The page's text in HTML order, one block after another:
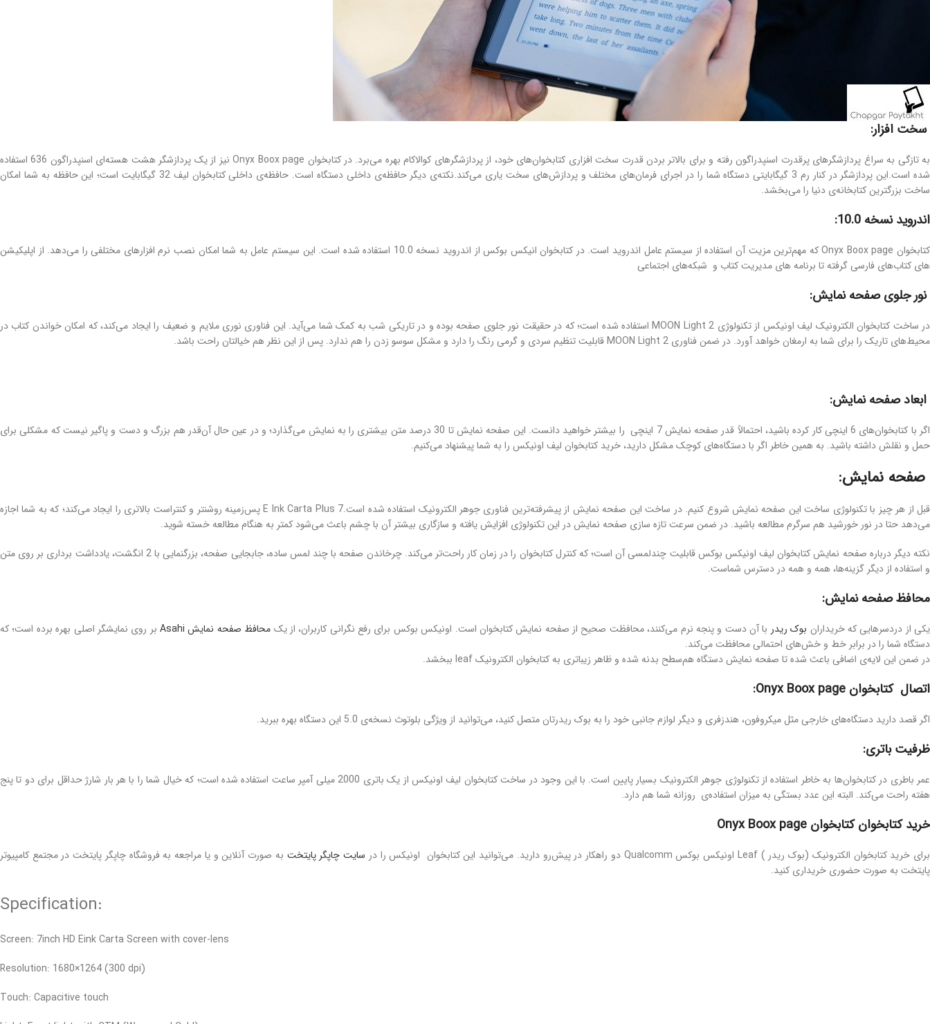
سخت افزار:
به تازگی به سراغ پردازشگرهای پرقدرت اسنپدراگون رفته و برای بالاتر بردن قدرت سخت افزاری کتابخوان‌های خود، از پردازشگرهای کوالاکام بهره می‌برد. در کتابخوان Onyx Boox page نیز از یک پردازشگر هشت هسته‌ای اسنپدراگون 636 استفاده
شده است.این پردازشگر در کنار رم 3 گیگابایتی دستگاه شما را در اجرای فرمان‌های مختلف و پردازش‌های سخت یاری می‌کند.نکته‌ی دیگر حافظه‌ی داخلی دستگاه است. حافظه‌ی داخلی کتابخوان لیف 32 گیگابایت است؛ این حافظه به شما امکان
ساخت بزرگترین کتابخانه‌ی دنیا را می‌بخشد.
اندروید نسخه 10.0:
کتابخوان Onyx Boox page که مهم‌ترین مزیت آن استفاده از سیستم عامل اندروید است. در کتابخوان انیکس بوکس از اندروید نسخه 10.0 استفاده شده است. این سیستم عامل به شما امکان نصب نرم افزارهای مختلفی را می‌دهد. از اپلیکیشن
های کتاب‌های فارسی گرفته تا برنامه های مدیریت کتاب و شبکه‌های اجتماعی
نور جلوی صفحه نمایش:
در ساخت کتابخوان الکترونیک لیف اونیکس از تکنولوژی MOON Light 2 استفاده شده است؛ که در حقیقت نور جلوی صفحه بوده و در تاریکی شب به کمک شما می‌آید. این فناوری نوری ملایم و ضعیف را ایجاد می‌کند، که امکان خواندن کتاب در
محیط‌های تاریک را برای شما به ارمغان خواهد آورد. در ضمن فناوری MOON Light 2 قابلیت تنظیم سردی و گرمی رنگ را دارد و مشکل سوسو زدن را هم ندارد. پس از این نظر هم خیالتان راحت باشد.
ابعاد صفحه نمایش:
اگر با کتابخوان‌های 6 اینچی کار کرده باشید، احتمالاً قدر صفحه نمایش 7 اینچی را بیشتر خواهید دانست. این صفحه نمایش تا 30 درصد متن بیشتری را به نمایش می‌گذارد؛ و در عین حال آن‌قدر هم بزرگ و دست و پاگیر نیست که مشکلی برای
حمل و نقلش داشته باشید. به همین خاطر اگر با دستگاه‌های کوچک مشکل دارید، خرید کتابخوان لیف اونیکس را به شما پیشنهاد می‌کنیم.
صفحه نمایش:
قبل از هر چیز با تکنولوژی ساخت این صفحه نمایش شروع کنیم. در ساخت این صفحه نمایش از پیشرفته‌ترین فناوری جوهر الکترونیک استفاده شده است.E Ink Carta Plus 7 پس‌زمینه روشنتر و کنتراست بالاتری را ایجاد می‌کند؛ که به شما اجازه
می‌دهد حتا در نور خورشید هم سرگرم مطالعه باشید. در ضمن سرعت تازه سازی صفحه نمایش در این تکنولوژی افزایش یافته و سازگاری بیشتر آن با چشم باعث می‌شود کمتر به هنگام مطالعه خسته شوید.
نکته دیگر درباره صفحه نمایش کتابخوان لیف اونیکس بوکس قابلیت چندلمسی آن است؛ که کنترل کتابخوان را در زمان کار راحت‌تر می‌کند. چرخاندن صفحه با چند لمس ساده، جابجایی صفحه، بزرگنمایی با 2 انگشت، یادداشت برداری بر روی متن
و استفاده از دیگر گزینه‌ها، همه و همه در دسترس شماست.
محافظ صفحه نمایش:
یکی از دردسرهایی که خریداران بوک ریدر با آن دست و پنجه نرم می‌کنند، محافظت صحیح از صفحه نمایش کتابخوان است. اونیکس بوکس برای رفع نگرانی‌ کاربران، از یک محافظ صفحه نمایش Asahi
بر روی نمایشگر اصلی بهره برده است؛ که
دستگاه شما را در برابر خط و خش‌های احتمالی محافظت می‌کند.
در ضمن این لایه‌ی اضافی باعث شده تا صفحه نمایش دستگاه هم‌سطح بدنه شده و ظاهر زیباتری به کتابخوان الکترونیک leaf ببخشد.
اتصال کتابخوان Onyx Boox page:
اگر قصد دارید دستگاه‌های خارجی مثل میکروفون، هندزفری و دیگر لوازم جانبی خود را به بوک ریدرتان متصل کنید، می‌توانید از ویژگی بلوتوث نسخه‌ی 5.0 این دستگاه بهره ببرید.
ظرفیت باتری:
عمر باطری در کتابخوان‌ها به خاطر استفاده از تکنولوژی جوهر الکترونیک بسیار پایین است. با این وجود در ساخت کتابخوان لیف اونیکس از یک باتری 2000 میلی آمپر ساعت استفاده شده است؛ که خیال شما را با هر بار شارژ حداقل برای دو تا پنج
هفته راحت می‌کند. البته این عدد بستگی به میزان استفاده‌ی روزانه شما هم دارد.
خرید کتابخوان کتابخوان Onyx Boox page
برای خرید کتابخوان الکترونیک (بوک ریدر ) Leaf اونیکس بوکس Qualcomm دو راهکار در پیش‌رو دارید. می‌توانید این کتابخوان اونیکس را در سایت چاپگر پایتخت به صورت آنلاین و یا مراجعه به فروشگاه چاپگر پایتخت در مجتمع کامپیوتر
پایتخت به صورت حضوری خریداری کنید.
:Specification
Resolution: 1680×1264 (300 dpi)
Touch: Capacitive touch